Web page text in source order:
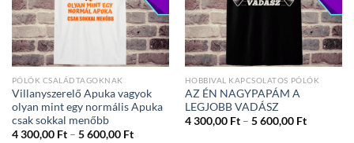
PÓLÓK CSALÁDTAGOKNAK
Villanyszerelő Apuka vagyok
olyan mint egy normális Apuka
csak sokkal menőbb
4 300,00 Ft – 5 600,00 FtÁrtartomány:
HOBBIVAL KAPCSOLATOS PÓLÓK
AZ ÉN NAGYPAPÁM A
LEGJOBB VADÁSZ
4 300,00 Ft – 5 600,00 Ft